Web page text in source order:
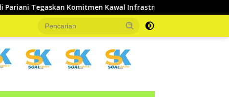
Kawal Infrastruktur Dasar dan Pemberdayaan Masyarakat